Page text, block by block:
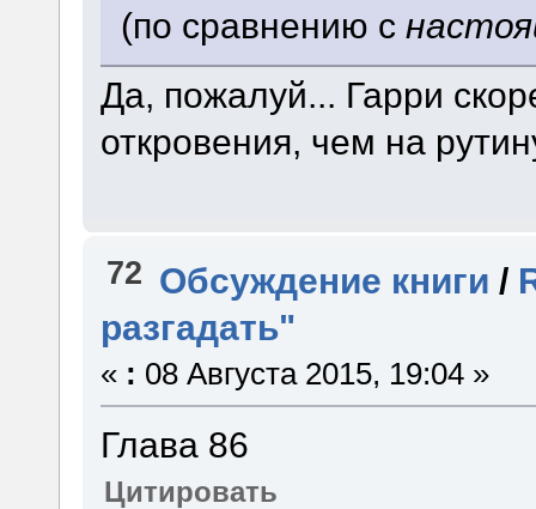
(по сравнению с
Да, пожалуй... Гарри
откровения, чем на
72 Обсуждение книги /
разгадать"
« : 08 Августа 2015, 19:04 »
Глава 86
Цитировать